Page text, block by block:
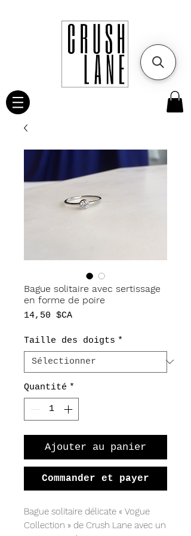
Bague solitaire avec sertissage
en forme de poire
14,50 $CAPrix
Taille des doigts *
Quantité *
Ajouter au panier
Commander et payer
Bague solitaire délicate « Vogue
Collection » de Crush Lane avec un